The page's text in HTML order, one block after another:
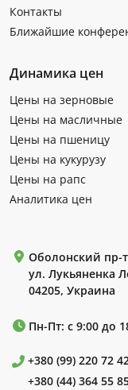
Контакты
Ближайшие
Динамика цен
Цены на зерновые
Цены на масличные
Цены на пшеницу
Цены на кукурузу
Цены на рапс
Аналитика цен
Оболонский пр-
ул. Лукьяненка
04205, Украина
Пн-Пт: с 9:00 до
+380 (99) 220 72
+380 (44) 364 55